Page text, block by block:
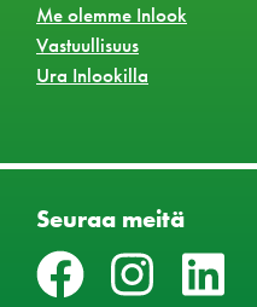
Me olemme Inlook
Vastuullisuus
Ura Inlookilla
Seuraa meitä